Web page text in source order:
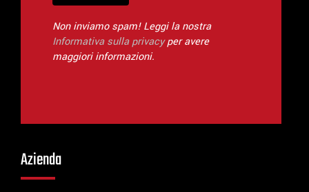
Non inviamo spam! Leggi la nostra
Informativa sulla privacyper avere
maggiori informazioni.
Azienda